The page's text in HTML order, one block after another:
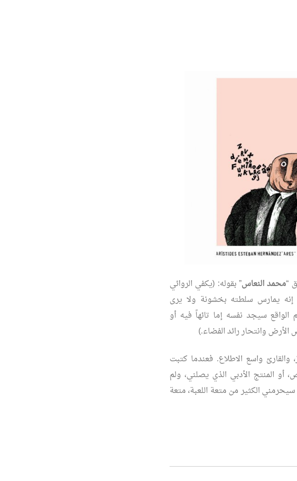
“محمد النعاس” بقوله: (يكفي الروائي
إنه يمارس سلطته بخشونة ولا يرى
سيجد نفسه إما تائهاً فيه أو
الأرض وانتحار رائد الفضاء.)
واسع الاطلاع. فعندما كتبت
أو المنتج الأدبي الذي يصلني، ولم
الكثير من متعة اللعبة، متعة